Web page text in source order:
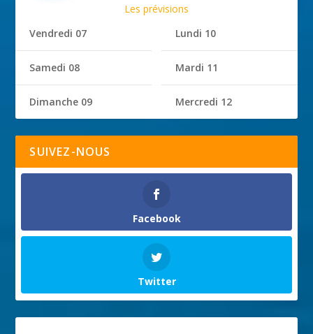
Les prévisions
Vendredi 07
Samedi 08
Dimanche 09
Lundi 10
Mardi 11
Mercredi 12
SUIVEZ-NOUS
Facebook
Twitter